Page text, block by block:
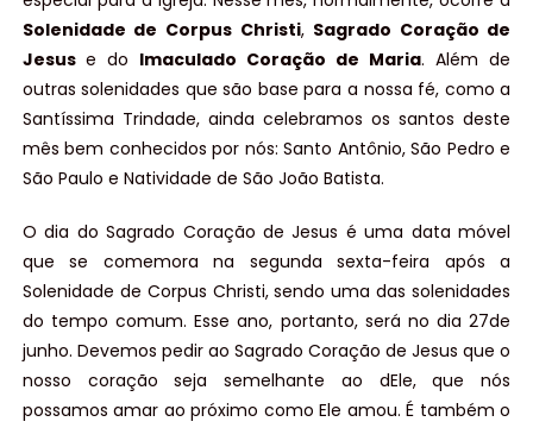
Solenidade de Corpus Christi, Sagrado Coração de
Jesus e do Imaculado Coração de Maria. Além de
outras solenidades que são base para a nossa fé, como a
Santíssima Trindade, ainda celebramos os santos deste
mês bem conhecidos por nós: Santo Antônio, São Pedro e
São Paulo e Natividade de São João Batista.
O dia do Sagrado Coração de Jesus é uma data móvel
que se comemora na segunda sexta-feira após a
Solenidade de Corpus Christi, sendo uma das solenidades
do tempo comum. Esse ano, portanto, será no dia 27de
junho. Devemos pedir ao Sagrado Coração de Jesus que o
nosso coração seja semelhante ao dEle, que nós
possamos amar ao próximo como Ele amou. É também o